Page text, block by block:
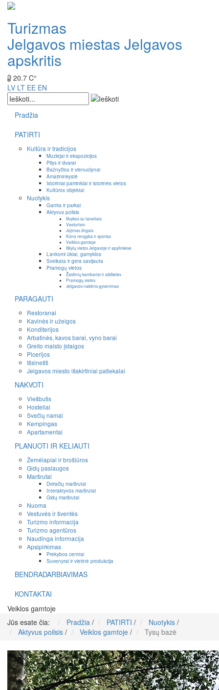
Turizmas
Jelgavos miestas Jelgavos
apskritis
20.7 C°
LV LT EE EN
Pradžia
PATIRTI
Kultūra ir tradicijos
Muziejai ir ekspozicijos
Pilys ir dvarai
Bažnyčios ir vienuolynai
Amatininkystė
Istoriniai paminklai ir istorinės vietos
Kultūros objektai
Nuotykis
Gamta ir parkai
Aktyvus poilsis
Išvykos su laiveliais
Veeturism
Jojimas žirgais
Kūno rengyba ir sportas
Veiklos gamtoje
Iškylų vietos Jelgavoje ir apylinkėse
Lankomi ūkiai, gamyklos
Sveikata ir gera savijauta
Pramogų vietos
Žaidimų kambariai ir aikštelės
Pramogų vietos
Jelgavos naktinis gyvenimas
PARAGAUTI
Restoranai
Kavinės ir užeigos
Konditerijos
Arbatinės, kavos barai, vyno barai
Greito maisto įstaigos
Picerijos
Išsinešti
Jelgavos miesto išskirtiniai patiekalai
NAKVOTI
Viešbutis
Hosteliai
Svečių namai
Kempingas
Apartamentai
PLANUOTI IR KELIAUTI
Žemėlapiai ir brošiūros
Gidų paslaugos
Maršrutai
Dviračių maršrutai
Interaktyvūs maršrutai
Gidų maršrutai
Nuoma
Vestuvės ir šventės
Turizmo informacija
Turizmo agentūros
Naudinga informacija
Apsipirkimas
Prekybos centrai
Suvenyrai ir vietinė produkcija
BENDRADARBIAVIMAS
KONTAKTAI
Veiklos gamtoje
Jūs esate čia:
Pradžia / PATIRTI / Nuotykis /
Aktyvus poilsis / Veiklos gamtoje / Tysų bazė